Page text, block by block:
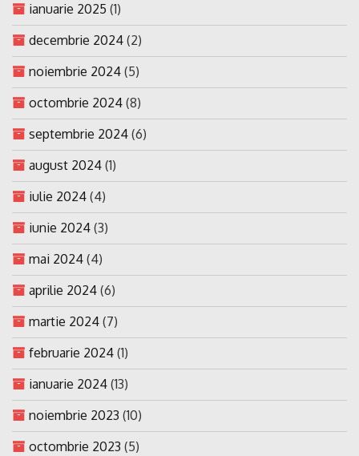
ianuarie 2025 (1)
decembrie 2024 (2)
noiembrie 2024 (5)
octombrie 2024 (8)
septembrie 2024 (6)
august 2024 (1)
iulie 2024 (4)
iunie 2024 (3)
mai 2024 (4)
aprilie 2024 (6)
martie 2024 (7)
februarie 2024 (1)
ianuarie 2024 (13)
noiembrie 2023 (10)
octombrie 2023 (5)